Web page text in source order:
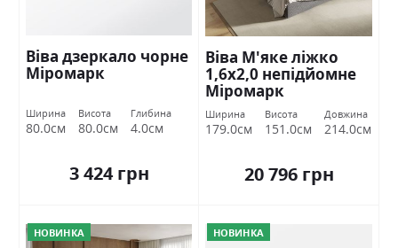
Віва дзеркало чорне
Міромарк
Ширина
80.0см
Висота
80.0см
Глибина
4.0см
3 424 грн
Віва М'яке ліжко
1,6х2,0 непідйомне
Міромарк
Ширина
179.0см
Висота
151.0см
Довжина
214.0см
20 796 грн
НОВИНКА НОВИНКА